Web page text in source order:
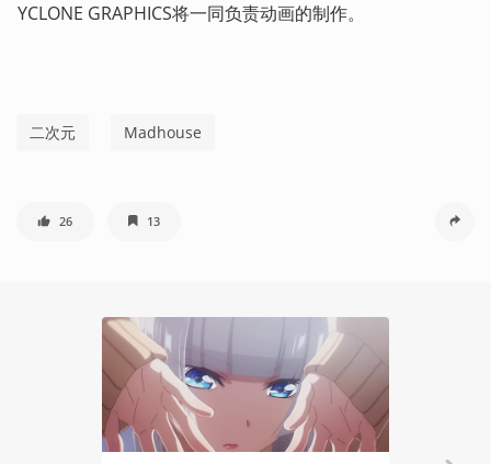
YCLONE GRAPHICS将一同负责动画的制作。
二次元 Madhouse
26 13